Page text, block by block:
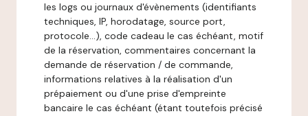
les logs ou journaux d'évènements (identifiants
techniques, IP, horodatage, source port,
protocole…), code cadeau le cas échéant, motif
de la réservation, commentaires concernant la
demande de réservation / de commande,
informations relatives à la réalisation d'un
prépaiement ou d'une prise d'empreinte
bancaire le cas échéant (étant toutefois précisé